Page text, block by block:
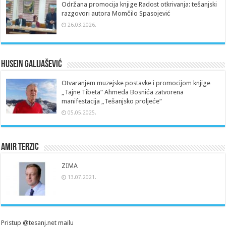
Održana promocija knjige Radost otkrivanja: tešanjski
razgovori autora Momčilo Spasojević
26.03.2026.
Husein Galijašević
Otvaranjem muzejske postavke i promocijom knjige
„Tajne Tibeta“ Ahmeda Bosnića zatvorena
manifestacija „Tešanjsko proljeće“
05.05.2025.
Amir Terzic
ZIMA
13.07.2021.
Pristup @tesanj.net mailu